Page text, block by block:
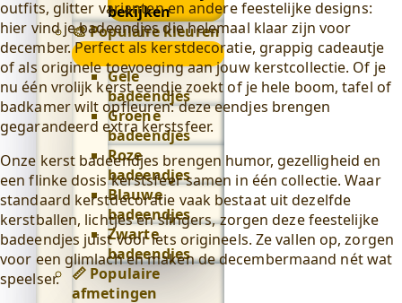
bekijken
🎨 Populaire kleuren
🎨
Populaire
kleuren
submenu
Gele
badeendjes
Groene
badeendjes
Roze
badeendjes
Blauwe
badeendjes
Zwarte
badeendjes
📏 Populaire
afmetingen
outfits, glitter varianten en andere feestelijke designs:
hier vind je badeendjes die helemaal klaar zijn voor
december. Perfect als kerstdecoratie, grappig cadeautje
of als originele toevoeging aan jouw kerstcollectie. Of je
nu één vrolijk kerst eendje zoekt of je hele boom, tafel of
badkamer wilt opfleuren: deze eendjes brengen
gegarandeerd extra kerstsfeer.
Onze kerst badeendjes brengen humor, gezelligheid en
een flinke dosis kerstsfeer samen in één collectie. Waar
standaard kerstdecoratie vaak bestaat uit dezelfde
kerstballen, lichtjes en slingers, zorgen deze feestelijke
badeendjes juist voor iets origineels. Ze vallen op, zorgen
voor een glimlach en maken de decembermaand nét wat
speelser.